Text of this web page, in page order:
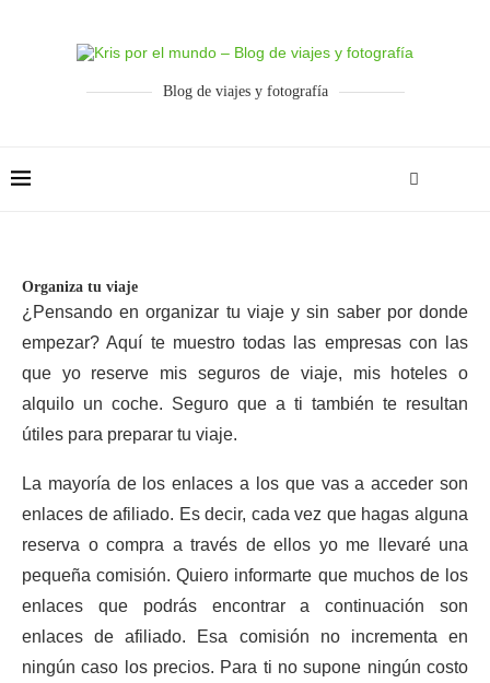
Blog de viajes y fotografía
Organiza tu viaje
¿Pensando en organizar tu viaje y sin saber por donde
empezar? Aquí te muestro todas las empresas con las
que yo reserve mis seguros de viaje, mis hoteles o
alquilo un coche. Seguro que a ti también te resultan
útiles para preparar tu viaje.
La mayoría de los enlaces a los que vas a acceder son
enlaces de afiliado. Es decir, cada vez que hagas alguna
reserva o compra a través de ellos yo me llevaré una
pequeña comisión. Quiero informarte que muchos de los
enlaces que podrás encontrar a continuación son
enlaces de afiliado. Esa comisión no incrementa en
ningún caso los precios. Para ti no supone ningún costo